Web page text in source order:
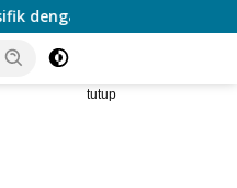
AI Terintegerasi
tutup